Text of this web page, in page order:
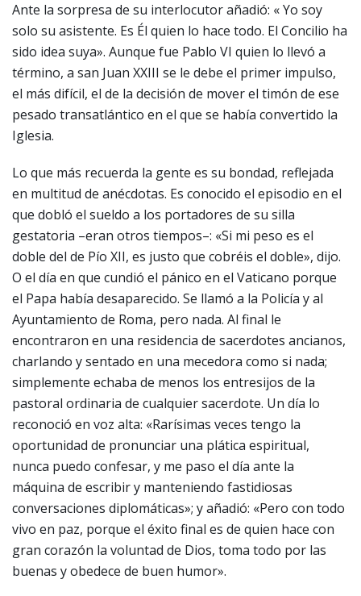
Ante la sorpresa de su interlocutor añadió: « Yo soy
solo su asistente. Es Él quien lo hace todo. El Concilio ha
sido idea suya». Aunque fue Pablo VI quien lo llevó a
término, a san Juan XXIII se le debe el primer impulso,
el más difícil, el de la decisión de mover el timón de ese
pesado transatlántico en el que se había convertido la
Iglesia.
Lo que más recuerda la gente es su bondad, reflejada
en multitud de anécdotas. Es conocido el episodio en el
que dobló el sueldo a los portadores de su silla
gestatoria –eran otros tiempos–: «Si mi peso es el
doble del de Pío XII, es justo que cobréis el doble», dijo.
O el día en que cundió el pánico en el Vaticano porque
el Papa había desaparecido. Se llamó a la Policía y al
Ayuntamiento de Roma, pero nada. Al final le
encontraron en una residencia de sacerdotes ancianos,
charlando y sentado en una mecedora como si nada;
simplemente echaba de menos los entresijos de la
pastoral ordinaria de cualquier sacerdote. Un día lo
reconoció en voz alta: «Rarísimas veces tengo la
oportunidad de pronunciar una plática espiritual,
nunca puedo confesar, y me paso el día ante la
máquina de escribir y manteniendo fastidiosas
conversaciones diplomáticas»; y añadió: «Pero con todo
vivo en paz, porque el éxito final es de quien hace con
gran corazón la voluntad de Dios, toma todo por las
buenas y obedece de buen humor».